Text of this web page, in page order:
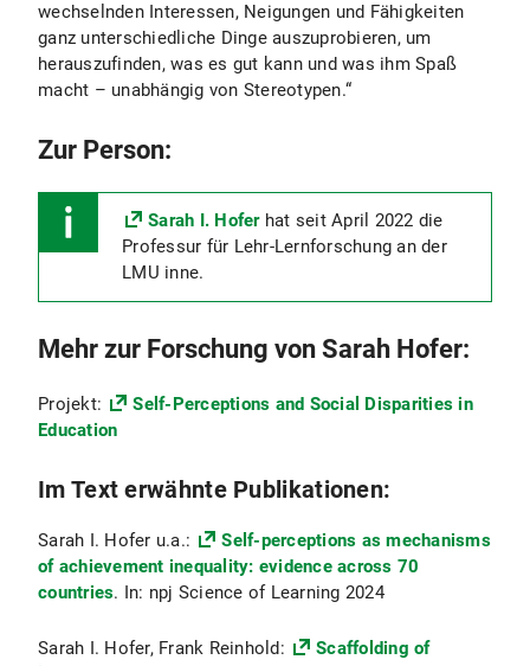
wechselnden Interessen, Neigungen und Fähigkeiten
ganz unterschiedliche Dinge auszuprobieren, um
herauszufinden, was es gut kann und was ihm Spaß
macht – unabhängig von Stereotypen.“
Zur Person:
Sarah I. Hoferhat seit April 2022 die
Professur für Lehr-Lernforschung an der
LMU inne.
Mehr zur Forschung von Sarah Hofer:
Projekt:
Self-Perceptions and Social Disparities in
Education
Im Text erwähnte Publikationen:
Sarah I. Hofer u.a.:
Self-perceptions as mechanisms
of achievement inequality: evidence across 70
countries. In: npj Science of Learning 2024
Sarah I. Hofer, Frank Reinhold:
Scaffolding of